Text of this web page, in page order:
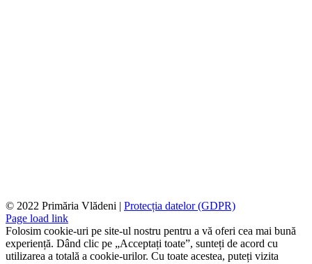
© 2022 Primăria Vlădeni | Protecția datelor (GDPR)
Page load link
Folosim cookie-uri pe site-ul nostru pentru a vă oferi cea mai bună
experiență. Dând clic pe „Acceptați toate”, sunteți de acord cu
utilizarea a totală a cookie-urilor. Cu toate acestea, puteți vizita